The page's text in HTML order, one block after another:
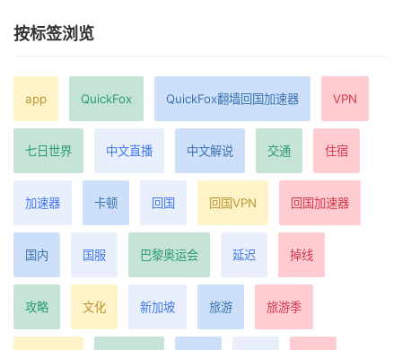
按标签浏览
app QuickFox QuickFox翻墙回国加速器 VPN
七日世界 中文直播 中文解说 交通 住宿
加速器 卡顿 回国 回国VPN 回国加速器
国内 国服 巴黎奥运会 延迟 掉线
攻略 文化 新加坡 旅游 旅游季